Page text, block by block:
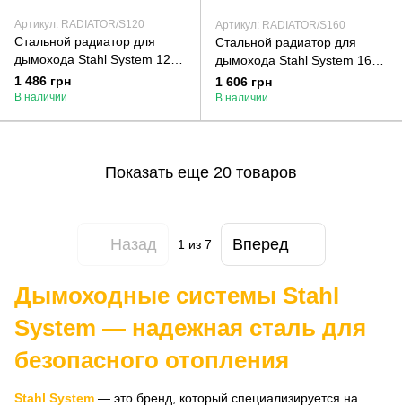
Артикул: RADIATOR/S120
Стальной радиатор для
дымохода Stahl System 120
мм
1 486 грн
В наличии
Артикул: RADIATOR/S160
Стальной радиатор для
дымохода Stahl System 160
мм
1 606 грн
В наличии
Показать еще 20 товаров
Назад 1 из 7 Вперед
Дымоходные системы Stahl
System — надежная сталь для
безопасного отопления
Stahl System — это бренд, который специализируется на